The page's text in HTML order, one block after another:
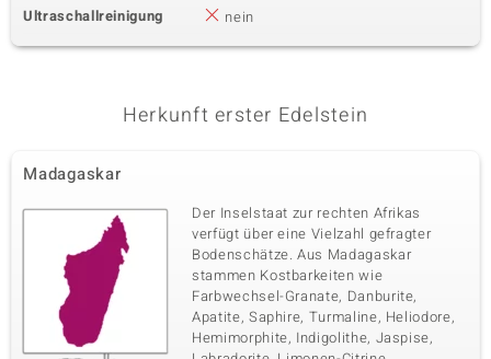
Ultraschallreinigung
nein
Herkunft erster Edelstein
Madagaskar
Der Inselstaat zur rechten Afrikas
verfügt über eine Vielzahl gefragter
Bodenschätze. Aus Madagaskar
stammen Kostbarkeiten wie
Farbwechsel-Granate, Danburite,
Apatite, Saphire, Turmaline, Heliodore,
Hemimorphite, Indigolithe, Jaspise,